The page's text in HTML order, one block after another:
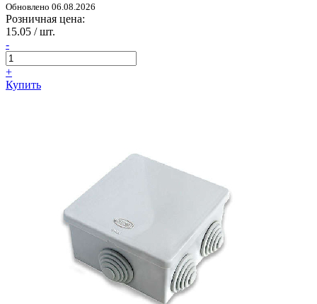
Обновлено 06.08.2026
Розничная цена:
15.05 / шт.
-
+
Купить